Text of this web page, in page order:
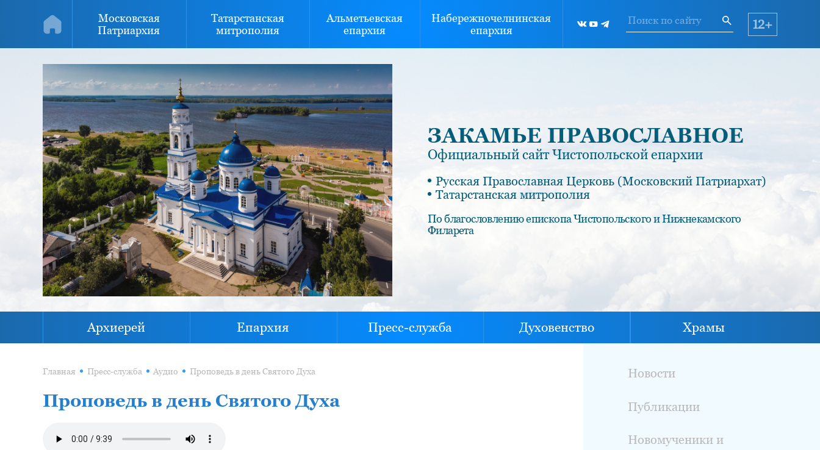
Московская
Патриархия
Татарстанская
митрополия
Альметьевская
епархия
Набережночелнинская
епархия
12+
ЗАКАМЬЕ ПРАВОСЛАВНОЕ
Официальный сайт Чистопольской епархии
Русская Православная Церковь (Московский Патриархат)
Татарстанская митрополия
По благословлению епископа Чистопольского и Нижнекамского
Филарета
Архиерей Епархия Пресс-служба Духовенство Храмы
Главная Пресс-служба Аудио Проповедь в день Святого Духа
Проповедь в день Святого Духа
Новости
Публикации
Новомученики и